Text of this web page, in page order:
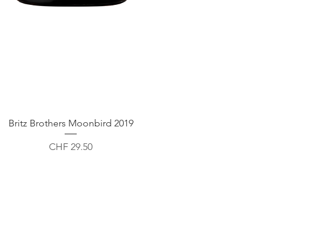
Schnellansicht
Britz Brothers Moonbird 2019
Preis
CHF 29.50